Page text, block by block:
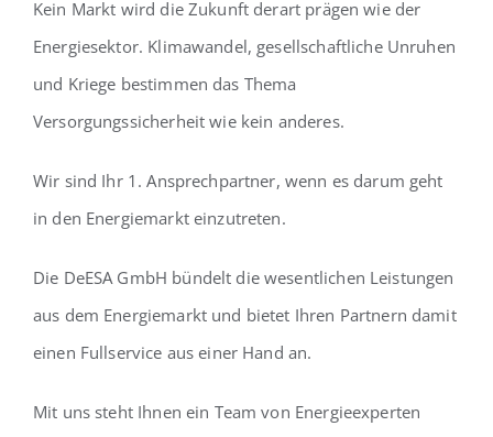
Kein Markt wird die Zukunft derart prägen wie der
Energiesektor. Klimawandel, gesellschaftliche Unruhen
und Kriege bestimmen das Thema
Versorgungssicherheit wie kein anderes.
Wir sind Ihr 1. Ansprechpartner, wenn es darum geht
in den Energiemarkt einzutreten.
Die DeESA GmbH bündelt die wesentlichen Leistungen
aus dem Energiemarkt und bietet Ihren Partnern damit
einen Fullservice aus einer Hand an.
Mit uns steht Ihnen ein Team von Energieexperten